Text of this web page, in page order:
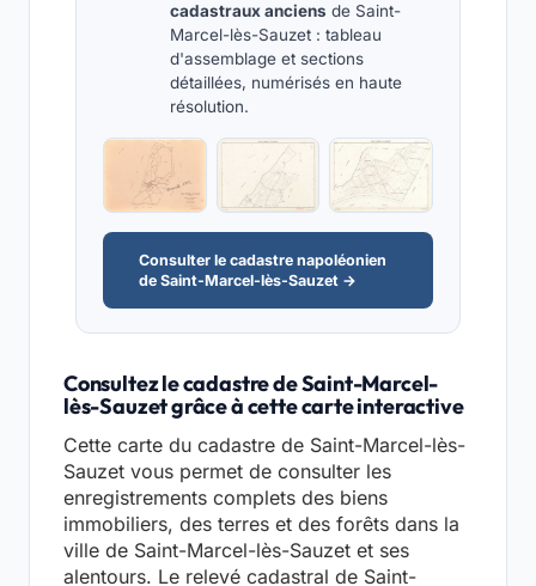
cadastraux anciens de Saint-
Marcel-lès-Sauzet : tableau
d'assemblage et sections
détaillées, numérisés en haute
résolution.
Consulter le cadastre napoléonien
de Saint-Marcel-lès-Sauzet →
Consultez le cadastre de Saint-Marcel-
lès-Sauzet grâce à cette carte interactive
Cette carte du cadastre de Saint-Marcel-lès-
Sauzet vous permet de consulter les
enregistrements complets des biens
immobiliers, des terres et des forêts dans la
ville de Saint-Marcel-lès-Sauzet et ses
alentours. Le relevé cadastral de Saint-